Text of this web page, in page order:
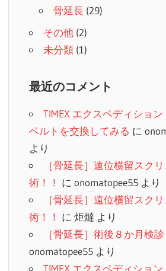
骨延長(29)
その他(2)
未分類(1)
最近のコメント
TIMEX エクスペディショ
ベルトを交換してみる に
より
［骨延長］遠位横留スク
術！！ に onomatopee55より
［骨延長］遠位横留スク
術！！ に 炬燵 より
［骨延長］術後８か月検診
onomatopee55より
TIMEX エクスペディショ